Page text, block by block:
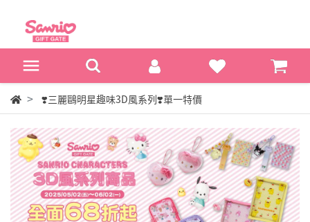
❣️三麗鷗明星趣味3D風系列❣️單一特價